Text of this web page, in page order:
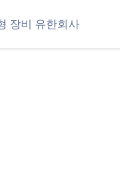
장비 유한회사